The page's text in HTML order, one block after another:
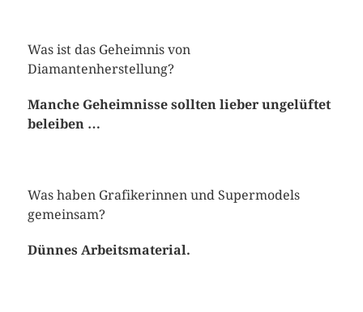
Was ist das Geheimnis von
Diamantenherstellung?
Manche Geheimnisse sollten lieber ungelüftet
beleiben …
Was haben Grafikerinnen und Supermodels
gemeinsam?
Dünnes Arbeitsmaterial.